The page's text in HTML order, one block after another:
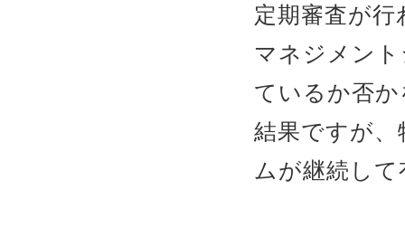
定期審査が
マネジメン
ているか否
結果ですが
ムが継続し